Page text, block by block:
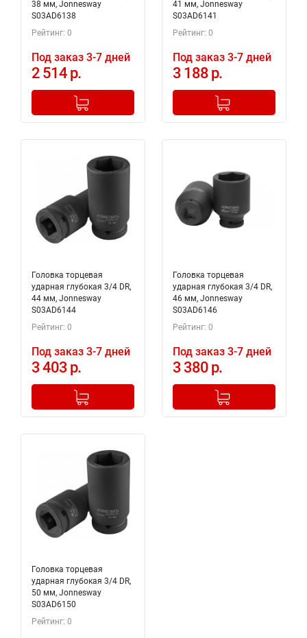
38 мм, Jonnesway
S03AD6138
Рейтинг: 0
Под заказ 3-7 дней
2 514 р.
+
Добавлено в корзину
41 мм, Jonnesway
S03AD6141
Рейтинг: 0
Под заказ 3-7 дней
3 188 р.
+
Добавлено в корзину
Головка торцевая
ударная глубокая 3/4 DR,
44 мм, Jonnesway
S03AD6144
Рейтинг: 0
Под заказ 3-7 дней
3 403 р.
+
Добавлено в корзину
Головка торцевая
ударная глубокая 3/4 DR,
46 мм, Jonnesway
S03AD6146
Рейтинг: 0
Под заказ 3-7 дней
3 380 р.
+
Добавлено в корзину
Головка торцевая
ударная глубокая 3/4 DR,
50 мм, Jonnesway
S03AD6150
Рейтинг: 0